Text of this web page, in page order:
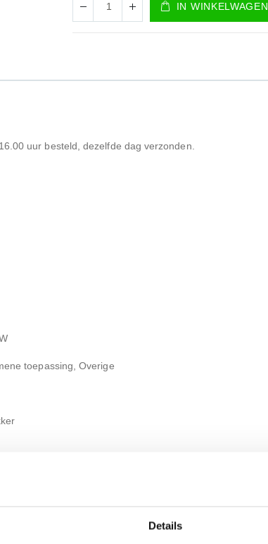
Details
IN WINKELWAGEN
uur besteld, dezelfde dag verzonden.
toepassing, Overige